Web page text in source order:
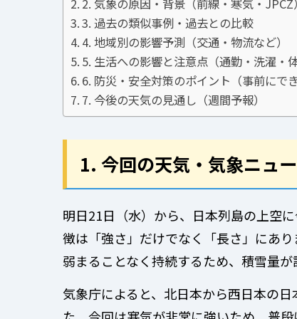
3. 過去の類似事例・過去との比較
4. 地域別の影響予測（交通・物流など）
5. 生活への影響と注意点（通勤・洗濯・体
6. 防災・安全対策のポイント（事前にでき
7. 今後の天気の見通し（週間予報）
1. 今回の天気・気象ニュ
明日21日（水）から、日本列島の上空
徴は「強さ」だけでなく「長さ」にあ
弱まることなく持続するため、積雪量
気象庁によると、北日本から西日本の